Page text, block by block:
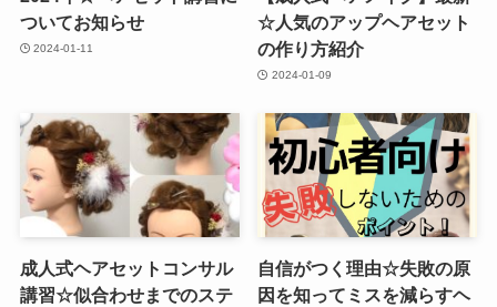
ついてお知らせ
2024-01-11
☆人気のアップヘアセット
の作り方紹介
2024-01-09
成人式ヘアセットコンサル
講習☆似合わせまでのステ
自信がつく理由☆失敗の原
因を知ってミスを減らすヘ